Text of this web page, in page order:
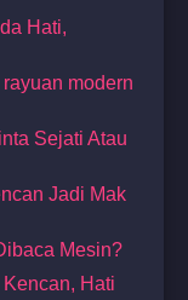
Hati,
modern
Sejati Atau
Jadi Mak
Mesin?
Hati